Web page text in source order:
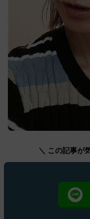
＼ この記事が